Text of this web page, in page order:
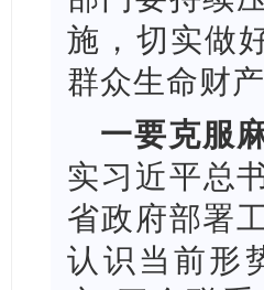
施，切实做
群众生命财
一要克服
实习近平总
省政府部署
认识当前形